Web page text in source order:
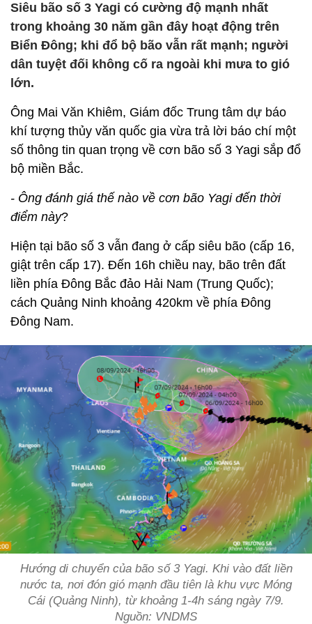
Siêu bão số 3 Yagi có cường độ mạnh nhất
trong khoảng 30 năm gần đây hoạt động trên
Biển Đông; khi đổ bộ bão vẫn rất mạnh; người
dân tuyệt đối không cố ra ngoài khi mưa to gió
lớn.
Ông Mai Văn Khiêm, Giám đốc Trung tâm dự báo
khí tượng thủy văn quốc gia vừa trả lời báo chí một
số thông tin quan trọng về cơn bão số 3 Yagi sắp đổ
bộ miền Bắc.
- Ông đánh giá thế nào về cơn bão Yagi đến thời
điểm này?
Hiện tại bão số 3 vẫn đang ở cấp siêu bão (cấp 16,
giật trên cấp 17). Đến 16h chiều nay, bão trên đất
liền phía Đông Bắc đảo Hải Nam (Trung Quốc);
cách Quảng Ninh khoảng 420km về phía Đông
Đông Nam.
Hướng di chuyển của bão số 3 Yagi. Khi vào đất liền
nước ta, nơi đón gió mạnh đầu tiên là khu vực Móng
Cái (Quảng Ninh), từ khoảng 1-4h sáng ngày 7/9.
Nguồn: VNDMS